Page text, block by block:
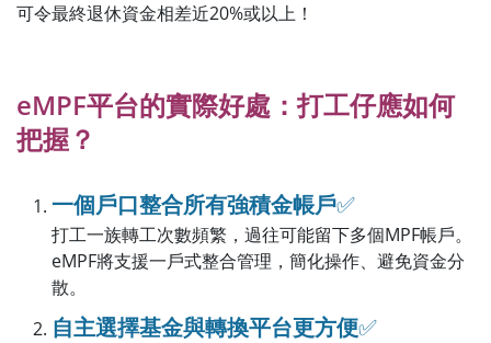
可令最終退休資金相差近20%或以上！
eMPF平台的實際好處：打工仔應如何
把握？
一個戶口整合所有強積金帳戶✅
打工一族轉工次數頻繁，過往可能留下多個MPF帳戶。
eMPF將支援一戶式整合管理，簡化操作、避免資金分
散。
自主選擇基金與轉換平台更方便✅